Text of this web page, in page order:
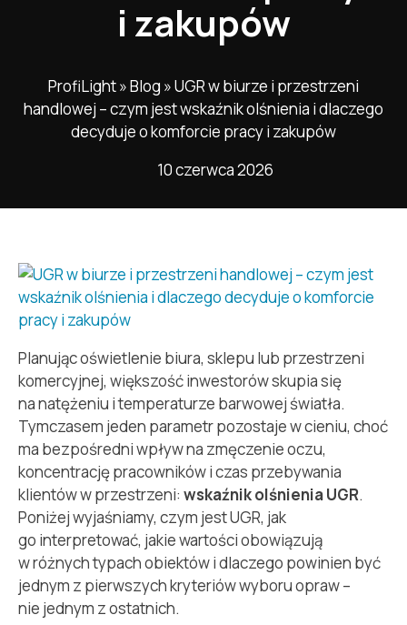
i zakupów
ProfiLight»Blog »UGR w biurze i przestrzeni
handlowej – czym jest wskaźnik olśnienia i dlaczego
decyduje o komforcie pracy i zakupów
10 czerwca 2026
Planując oświetlenie biura, sklepu lub przestrzeni
komercyjnej, większość inwestorów skupia się
na natężeniu i temperaturze barwowej światła.
Tymczasem jeden parametr pozostaje w cieniu, choć
ma bezpośredni wpływ na zmęczenie oczu,
koncentrację pracowników i czas przebywania
klientów w przestrzeni: wskaźnik olśnienia UGR.
Poniżej wyjaśniamy, czym jest UGR, jak
go interpretować, jakie wartości obowiązują
w różnych typach obiektów i dlaczego powinien być
jednym z pierwszych kryteriów wyboru opraw –
nie jednym z ostatnich.